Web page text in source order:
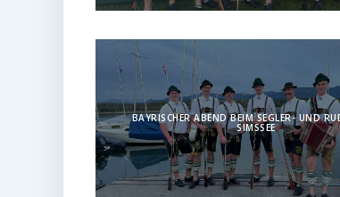
BAYRISCHER ABEND BEIM SEGLER- UND
SIMSSEE